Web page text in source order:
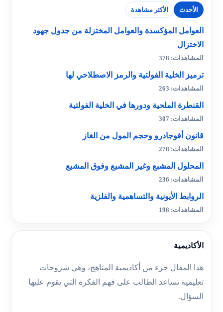
الأحدث الأكثر مشاهدة
العوامل المؤكسدة والعوامل المختزلة من جدول جهود
الاختزال
المشاهدات: 378
ترميز الخلية الفولتية والرمز الاصطلاحي لها
المشاهدات: 263
القنطرة الملحية ودورها في الخلية الفولتية
المشاهدات: 307
قانون أفوجادرو وحجم المول من الغاز
المشاهدات: 278
المحلول المشبع وغير المشبع وفوق المشبع
المشاهدات: 236
الروابط الأيونية والتساهمية والفلزية
المشاهدات: 198
الأكاديمية
هذا المقال جزء من أكاديمية المناهج، وهي شروحات
تعليمية تساعد الطالب على فهم الفكرة التي يقوم عليها
السؤال.